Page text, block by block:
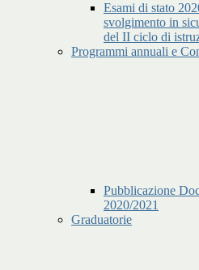
Esami di stato
svolgimento in
del II ciclo di
Programmi annuali e
Pubblicazione
2020/2021
Graduatorie